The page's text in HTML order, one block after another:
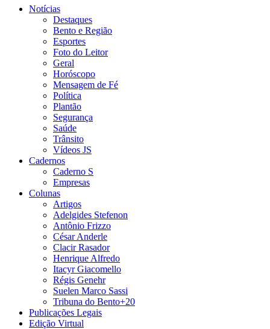
Notícias
Destaques
Bento e Região
Esportes
Foto do Leitor
Geral
Horóscopo
Mensagem de Fé
Política
Plantão
Segurança
Saúde
Trânsito
Vídeos JS
Cadernos
Caderno S
Empresas
Colunas
Artigos
Adelgides Stefenon
Antônio Frizzo
César Anderle
Clacir Rasador
Henrique Alfredo
Itacyr Giacomello
Régis Genehr
Suelen Marco Sassi
Tribuna do Bento+20
Publicações Legais
Edição Virtual